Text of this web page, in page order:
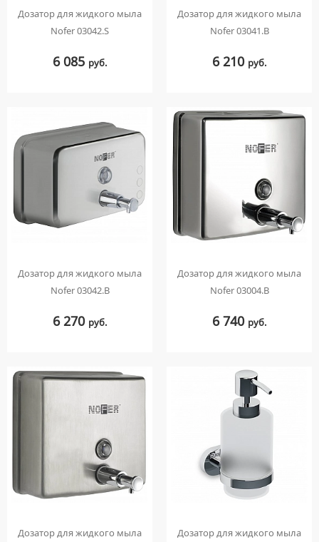
Дозатор для жидкого мыла
Nofer 03042.S
6 085 руб.
Дозатор для жидкого мыла
Nofer 03041.B
6 210 руб.
Дозатор для жидкого мыла
Nofer 03042.B
6 270 руб.
Дозатор для жидкого мыла
Nofer 03004.B
6 740 руб.
Дозатор для жидкого мыла
Дозатор для жидкого мыла